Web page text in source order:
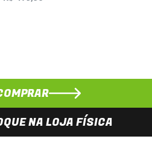
NA LOJA FÍSICA